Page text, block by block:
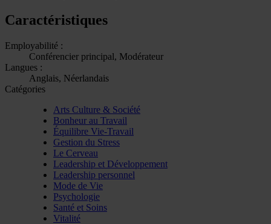
Caractéristiques
Employabilité :
Conférencier principal, Modérateur
Langues :
Anglais, Néerlandais
Catégories
Arts Culture & Société
Bonheur au Travail
Équilibre Vie-Travail
Gestion du Stress
Le Cerveau
Leadership et Développement
Leadership personnel
Mode de Vie
Psychologie
Santé et Soins
Vitalité